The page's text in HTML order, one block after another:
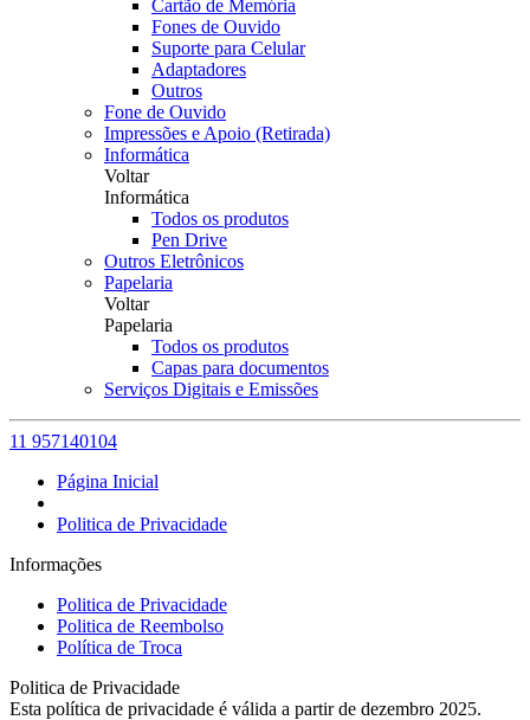
Cartão de Memória
Fones de Ouvido
Suporte para Celular
Adaptadores
Outros
Fone de Ouvido
Impressões e Apoio (Retirada)
Informática
Voltar
Informática
Todos os produtos
Pen Drive
Outros Eletrônicos
Papelaria
Voltar
Papelaria
Todos os produtos
Capas para documentos
Serviços Digitais e Emissões
11 957140104
Página Inicial
Politica de Privacidade
Informações
Politica de Privacidade
Politica de Reembolso
Política de Troca
Politica de Privacidade
Esta política de privacidade é válida a partir de dezembro 2025.